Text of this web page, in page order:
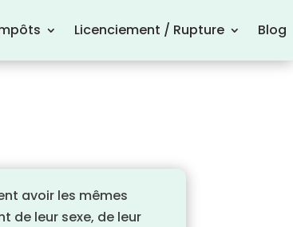
Licenciement / Rupture Blog
avoir les mêmes
de leur sexe, de leur